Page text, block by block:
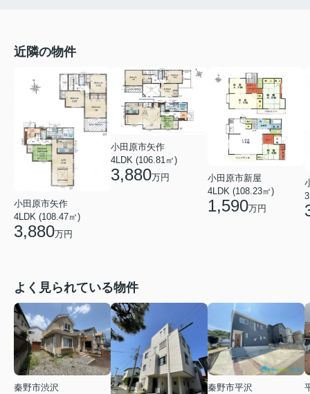
近隣の物件
小田原市矢作
4LDK (108.47㎡)
3,880万円
小田原市矢作
4LDK (106.81㎡)
3,880万円
小田原市新屋
4LDK (108.23㎡)
1,590万円
よく見られている物件
秦野市渋沢
秦野市平沢